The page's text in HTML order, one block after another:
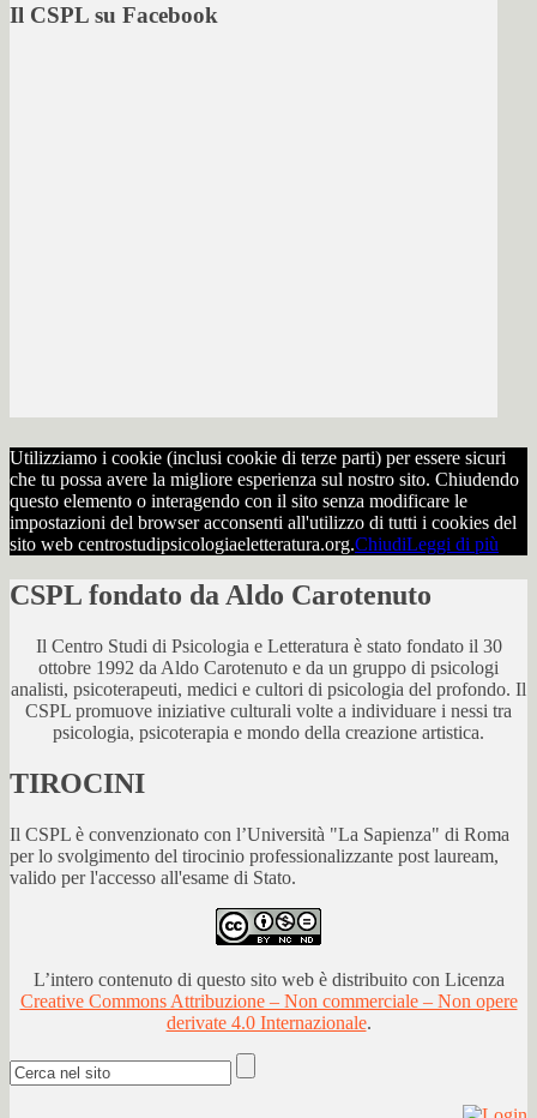
Il CSPL su Facebook
Utilizziamo i cookie (inclusi cookie di terze parti) per essere sicuri
che tu possa avere la migliore esperienza sul nostro sito. Chiudendo
questo elemento o interagendo con il sito senza modificare le
impostazioni del browser acconsenti all'utilizzo di tutti i cookies del
sito web centrostudipsicologiaeletteratura.org.ChiudiLeggi di più
CSPL fondato da Aldo Carotenuto
Il Centro Studi di Psicologia e Letteratura è stato fondato il 30
ottobre 1992 da Aldo Carotenuto e da un gruppo di psicologi
analisti, psicoterapeuti, medici e cultori di psicologia del profondo. Il
CSPL promuove iniziative culturali volte a individuare i nessi tra
psicologia, psicoterapia e mondo della creazione artistica.
TIROCINI
Il CSPL è convenzionato con l’Università "La Sapienza" di Roma
per lo svolgimento del tirocinio professionalizzante post lauream,
valido per l'accesso all'esame di Stato.
L’intero contenuto di questo sito web è distribuito con Licenza
Creative Commons Attribuzione – Non commerciale – Non opere
derivate 4.0 Internazionale.